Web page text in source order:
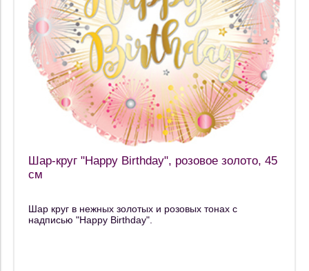
Шар-круг "Happy Birthday", розовое золото, 45
см
Шар круг в нежных золотых и розовых тонах с
надписью "Happy Birthday".